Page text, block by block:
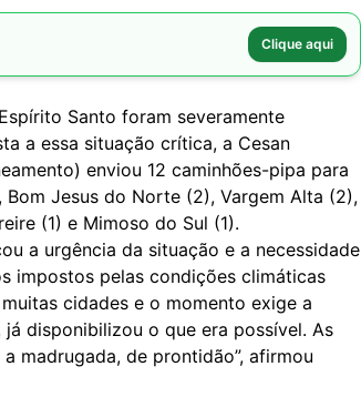
Clique aqui
Santo foram severamente
a essa situação crítica, a Cesan
enviou 12 caminhões-pipa para
Jesus do Norte (2), Vargem Alta (2),
(1) e Mimoso do Sul (1).
a urgência da situação e a necessidade
impostos pelas condições climáticas
cidades e o momento exige a
disponibilizou o que era possível. As
madrugada, de prontidão”, afirmou